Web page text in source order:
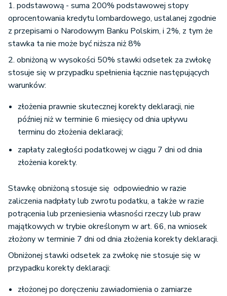
1. podstawową - suma 200% podstawowej stopy
oprocentowania kredytu lombardowego, ustalanej zgodnie
z przepisami o Narodowym Banku Polskim, i 2%, z tym że
stawka ta nie może być niższa niż 8%
2. obniżoną w wysokości 50% stawki odsetek za zwłokę
stosuje się w przypadku spełnienia łącznie następujących
warunków:
złożenia prawnie skutecznej korekty deklaracji, nie
później niż w terminie 6 miesięcy od dnia upływu
terminu do złożenia deklaracji;
zapłaty zaległości podatkowej w ciągu 7 dni od dnia
złożenia korekty.
Stawkę obniżoną stosuje się odpowiednio w razie
zaliczenia nadpłaty lub zwrotu podatku, a także w razie
potrącenia lub przeniesienia własności rzeczy lub praw
majątkowych w trybie określonym w art. 66, na wniosek
złożony w terminie 7 dni od dnia złożenia korekty deklaracji.
Obniżonej stawki odsetek za zwłokę nie stosuje się w
przypadku korekty deklaracji:
złożonej po doręczeniu zawiadomienia o zamiarze